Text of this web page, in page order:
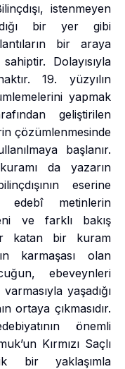
istenmeyen
bir yer gibi
bir araya
Dolayısıyla
19. yüzyılın
yapmak
geliştirilen
çözümlenmesinde
başlanır.
da yazarın
eserine
edebî metinlerin
ve farklı bakış
katan bir kuram
karmaşası olan
ebeveynleri
yaşadığı
ortaya çıkmasıdır.
önemli
Kırmızı Saçlı
bir yaklaşımla